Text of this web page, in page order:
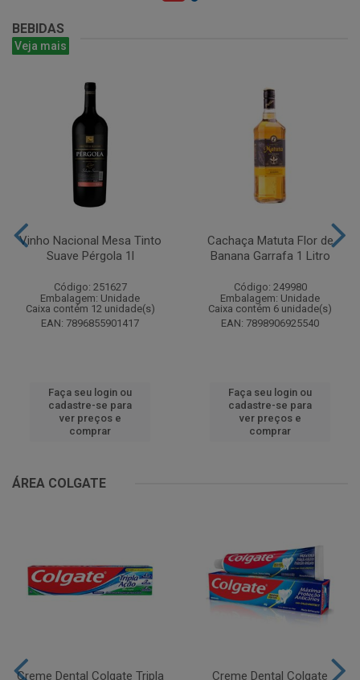
BEBIDAS
Veja mais
Vinho Nacional Mesa Tinto
Suave Pérgola 1l
Código: 251627
Embalagem: Unidade
Caixa contém 12 unidade(s)
EAN: 7896855901417
Faça seu login ou
cadastre-se para
ver preços e
comprar
Cachaça Matuta Flor de
Banana Garrafa 1 Litro
Código: 249980
Embalagem: Unidade
Caixa contém 6 unidade(s)
EAN: 7898906925540
Faça seu login ou
cadastre-se para
ver preços e
comprar
ÁREA COLGATE
Creme Dental Colgate Tripla
Creme Dental Colgate